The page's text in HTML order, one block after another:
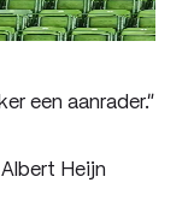
een aanrader.”
Heijn